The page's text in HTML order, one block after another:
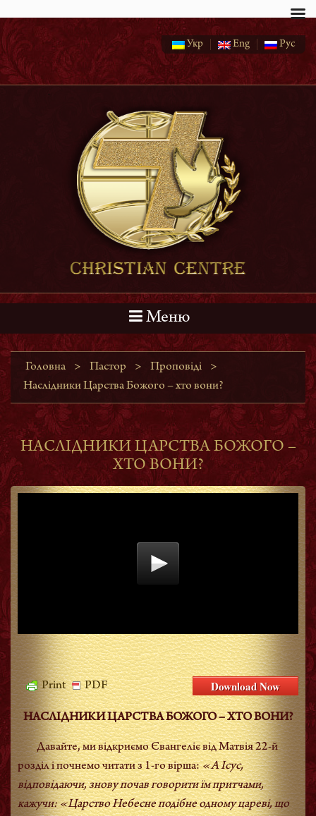
Укр Eng Рус
Меню
Головна > Пастор > Проповіді
>
Наслідники Царства Божого – хто вони?
НАСЛІДНИКИ ЦАРСТВА БОЖОГО –
ХТО ВОНИ?
Print PDF Download Now
НАСЛІДНИКИ ЦАРСТВА БОЖОГО – ХТО ВОНИ?
Давайте, ми відкриємо Євангеліє від Матвія 22-й
розділ і почнемо читати з 1-го вірша:«А Ісус,
відповідаючи, знову почав говорити їм притчами,
кажучи: «Царство Небесне подібне одному цареві, що